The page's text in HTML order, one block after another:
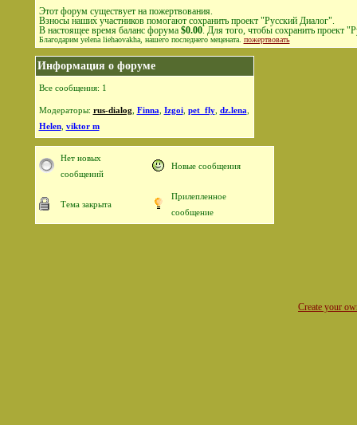
Этот форум существует на пожертвования.
Взносы наших участников помогают сохранить проект "Русский Диалог".
В настоящее время баланс форума $0.00. Для того, чтобы сохранить проект
Благодарим yelena liehaovakha, нашего последнего мецената. пожертвовать
Информация о форуме
Все сообщения: 1
Модераторы: rus-dialog Finna Izgoi, pet_fly, dz.lena
Helen, viktor m
Нет новых
сообщений
Новые сообщения
Тема закрыта
Прилепленное
сообщение
Create your